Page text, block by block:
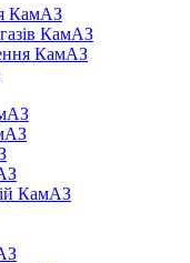
КамАЗ
КамАЗ
КамАЗ
КамАЗ